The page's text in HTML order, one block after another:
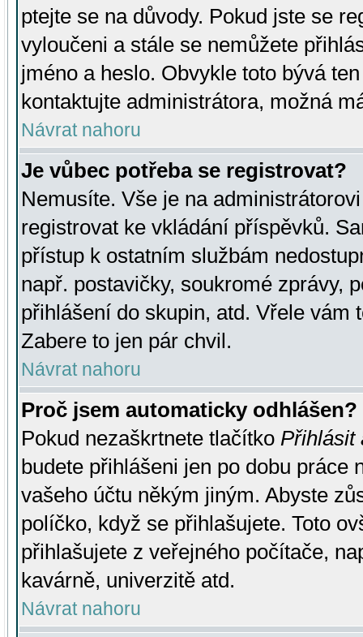
ptejte se na důvody. Pokud jste se
vyloučeni a stále se nemůžete
jméno a heslo. Obvykle toto bývá
kontaktujte administrátora, možná
Návrat nahoru
Je vůbec potřeba se registrovat?
Nemusíte. Vše je na
registrovat ke vkládání příspěvků.
přístup k ostatním službám
např. postavičky, soukromé zprávy,
přihlášení do skupin, atd. Vřele vám
Zabere to jen pár chvil.
Návrat nahoru
Proč jsem automaticky odhlášen?
Pokud nezaškrtnete tlačítko Přihlásit
budete přihlášeni jen po dobu práce
vašeho účtu někým jiným. Abyste
políčko, když se přihlašujete. Toto
přihlašujete z veřejného počítače,
kavárně, univerzitě atd.
Návrat nahoru